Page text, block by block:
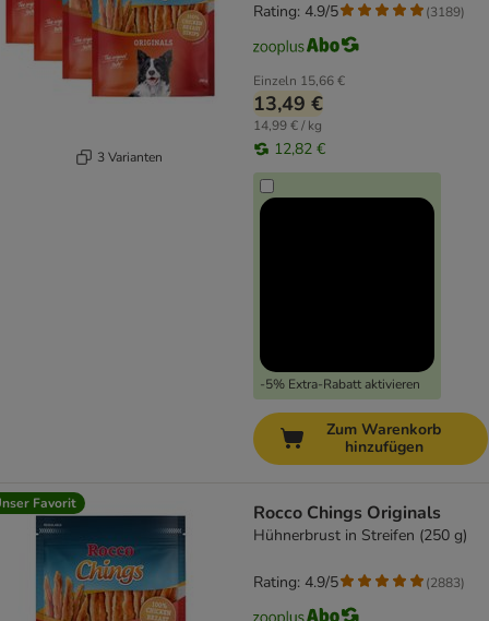
3 Varianten
Einzeln 15,66 €
13,49 €
14,99 € / kg
12,82 €
-5% Extra-Rabatt aktivieren
Rating: 4.9/5 (3189)
Zum Warenkorb
hinzufügen
Favorit Rocco Chings Originals
Hühnerbrust in Streifen (250 g)
Rating: 4.9/5 (2883)